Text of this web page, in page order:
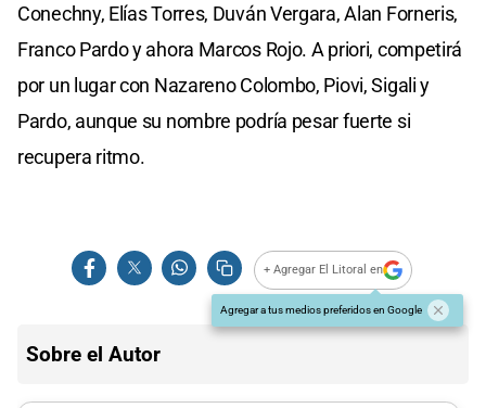
Conechny, Elías Torres, Duván Vergara, Alan Forneris,
Franco Pardo y ahora Marcos Rojo. A priori, competirá
por un lugar con Nazareno Colombo, Piovi, Sigali y
Pardo, aunque su nombre podría pesar fuerte si
recupera ritmo.
+ Agregar El Litoral en
Agregar a tus medios preferidos en Google
Sobre el Autor